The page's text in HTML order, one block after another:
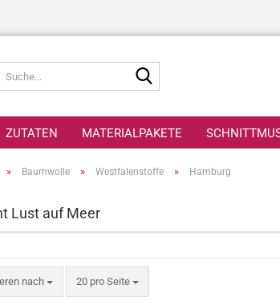
ZUTATEN MATERIALPAKETE
» Baumwolle » Westfalenstoffe » Hamburg
Lust auf Meer
nach
nach 20 pro Seite
pro Seite